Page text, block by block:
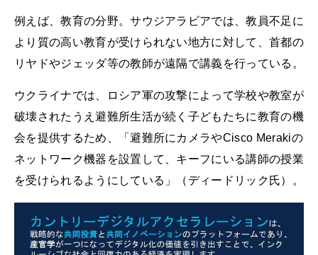
例えば、教育の分野。サウジアラビアでは、教員不足に
より質の高い教育が受けられない地方に対して、首都の
リヤドやジェッダ等の教師が遠隔で講義を行っている。
ウクライナでは、ロシア軍の攻撃によって学校や教室が
破壊されたうえ避難所生活が続く子どもたちに教育の機
会を提供するため、「避難所にカメラやCisco Merakiの
ネットワーク機器を設置して、キーフにいる講師の授業
を受けられるようにしている」（ディードリック氏）。